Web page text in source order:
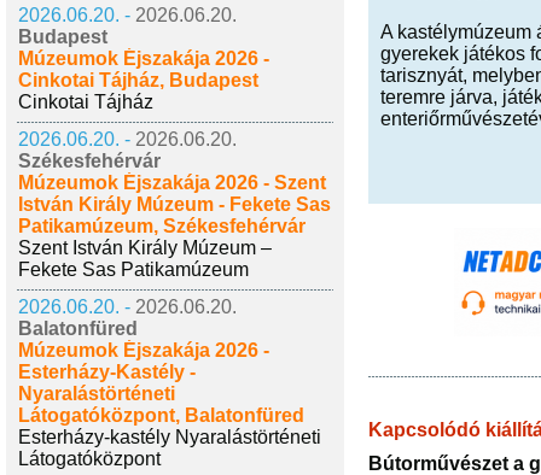
2026.06.20. - 2026.06.20.
Budapest
Múzeumok Éjszakája 2026 -
Cinkotai Tájház, Budapest
Cinkotai Tájház
2026.06.20. - 2026.06.20.
Székesfehérvár
Múzeumok Éjszakája 2026 - Szent
István Király Múzeum - Fekete Sas
Patikamúzeum, Székesfehérvár
Szent István Király Múzeum –
Fekete Sas Patikamúzeum
2026.06.20. - 2026.06.20.
Balatonfüred
Múzeumok Éjszakája 2026 -
Esterházy-Kastély -
Nyaralástörténeti
Látogatóközpont, Balatonfüred
Esterházy-kastély Nyaralástörténeti
Látogatóközpont
A kastélymúzeum
gyerekek játékos
tarisznyát,
teremre járva,
Kapcsolódó
Bútorművészet a